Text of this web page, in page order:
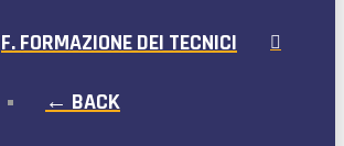
F. FORMAZIONE DEI TECNICI
← BACK